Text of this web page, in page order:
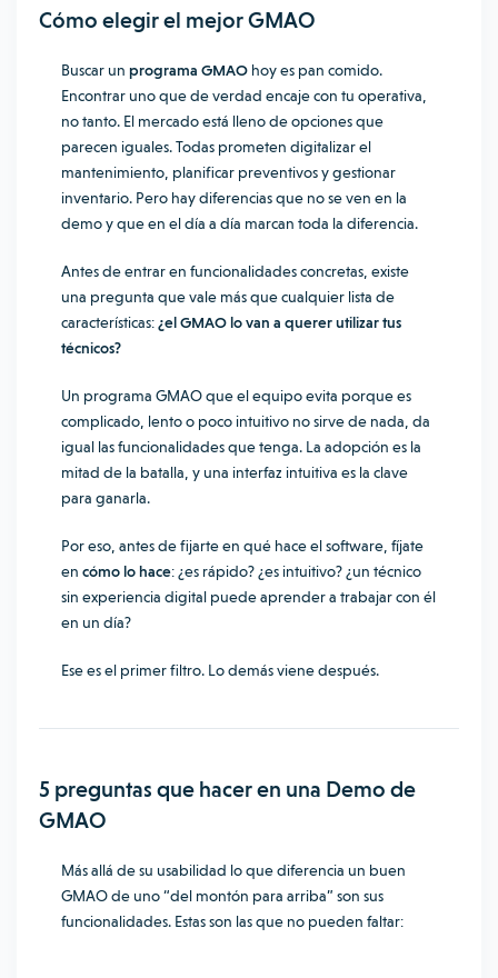
Cómo elegir el mejor GMAO
Buscar un programa GMAO hoy es pan comido.
Encontrar uno que de verdad encaje con tu operativa,
no tanto. El mercado está lleno de opciones que
parecen iguales. Todas prometen digitalizar el
mantenimiento, planificar preventivos y gestionar
inventario. Pero hay diferencias que no se ven en la
demo y que en el día a día marcan toda la diferencia.
Antes de entrar en funcionalidades concretas, existe
una pregunta que vale más que cualquier lista de
características: ¿el GMAO lo van a querer utilizar tus
técnicos?
Un programa GMAO que el equipo evita porque es
complicado, lento o poco intuitivo no sirve de nada, da
igual las funcionalidades que tenga. La adopción es la
mitad de la batalla, y una interfaz intuitiva es la clave
para ganarla.
Por eso, antes de fijarte en qué hace el software, fíjate
en cómo lo hace: ¿es rápido? ¿es intuitivo? ¿un técnico
sin experiencia digital puede aprender a trabajar con él
en un día?
Ese es el primer filtro. Lo demás viene después.
5 preguntas que hacer en una Demo de
GMAO
Más allá de su usabilidad lo que diferencia un buen
GMAO de uno “del montón para arriba” son sus
funcionalidades. Estas son las que no pueden faltar: